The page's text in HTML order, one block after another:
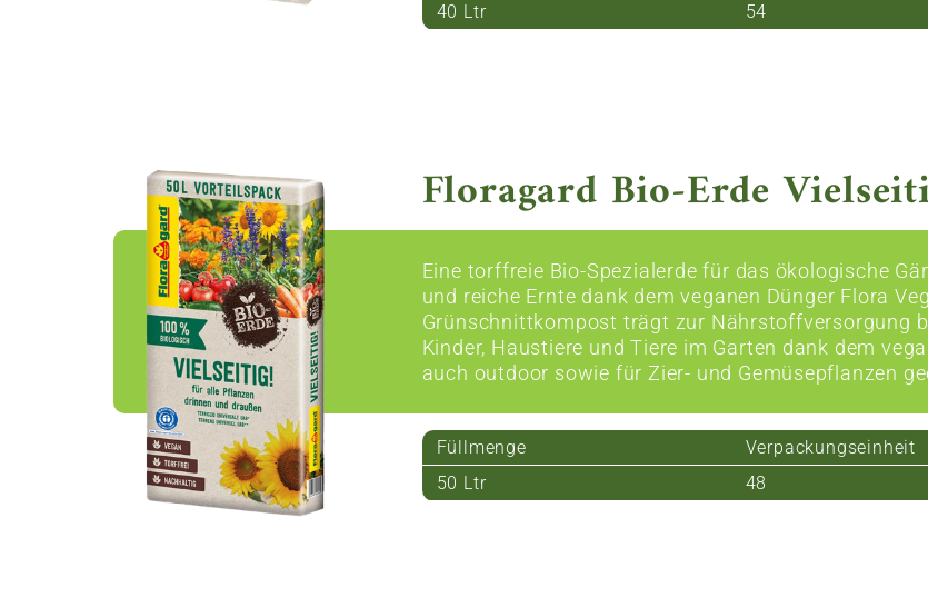
40 Ltr
54
Floragard Bio-Erde
Eine torffreie Bio-Spezialerde für das ökologische
und reiche Ernte dank dem veganen Dünger Flora
Grünschnittkompost trägt zur Nährstoffversorgung
Kinder, Haustiere und Tiere im Garten dank dem
auch outdoor sowie für Zier- und Gemüsepflanzen
Füllmenge Verpackungseinheit
50 Ltr
48